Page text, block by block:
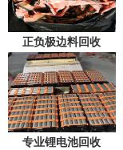
正负极边料回收
专业锂电池回收